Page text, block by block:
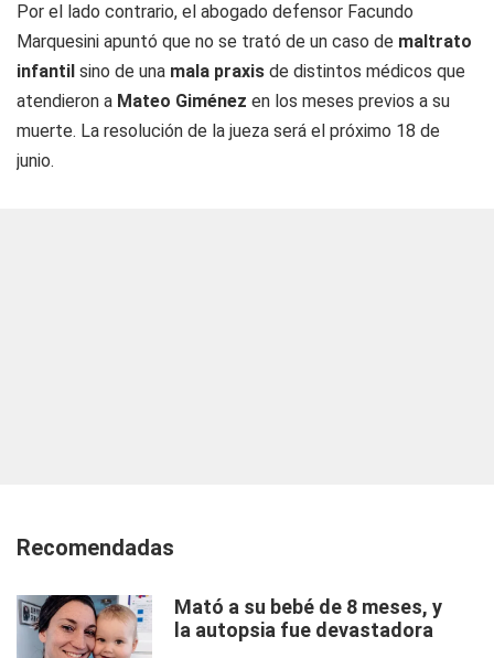
Por el lado contrario, el abogado defensor Facundo
Marquesini apuntó que no se trató de un caso de maltrato
infantil sino de una mala praxis de distintos médicos que
atendieron a Mateo Giménez en los meses previos a su
muerte. La resolución de la jueza será el próximo 18 de
junio.
Recomendadas
Mató a su bebé de 8 meses, y
la autopsia fue devastadora